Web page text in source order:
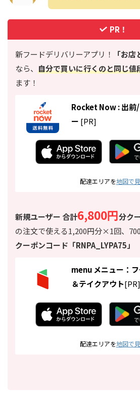
PR！
新フードデリバリーアプリ！ 「お店
なら、 自分で買いに行くのと同じ値
ます！
Rocket Now : 出前
ー [PR]
配達エリアを地図で
新規ユーザー 合計6,800円分ク
の注文で使える1,200円分×1回、
クーポンコード「RNPA_LYPA75 」
menu メニュー：
＆テイクアウト[PR]
配達エリアを地図で